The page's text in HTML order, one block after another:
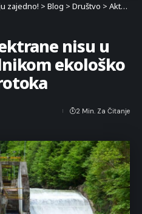
zajedno! > Blog > Društvo > Aktuelnosti
nisu u
ekološko
2 Min. Za Čitanje